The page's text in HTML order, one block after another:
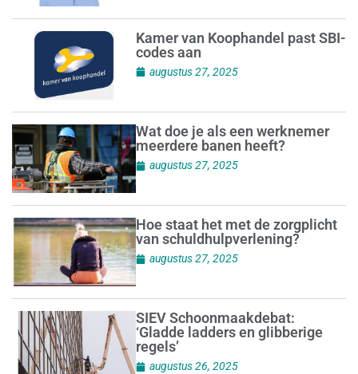
Kamer van Koophandel past SBI-
codes aan
augustus 27, 2025
Wat doe je als een werknemer
meerdere banen heeft?
augustus 27, 2025
Hoe staat het met de zorgplicht
van schuldhulpverlening?
augustus 27, 2025
SIEV Schoonmaakdebat:
‘Gladde ladders en glibberige
regels’
augustus 26, 2025